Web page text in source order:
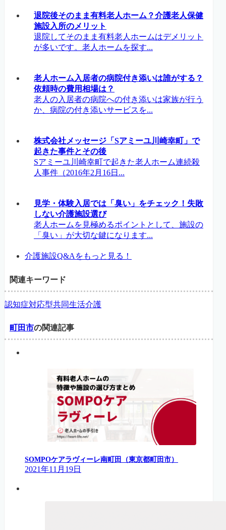
退院後そのまま有料老人ホーム？介護老人保健
施設入所のメリット
退院してそのまま有料老人ホームはデメリット
が多いです。老人ホームを探す...
老人ホーム入居者の病院付き添いは誰がする？
依頼時の費用相場は？
老人の入居者の病院への付き添いは家族が行う
か、病院の付き添いサービスを...
株式会社メッセージ「Sアミーユ川崎幸町」で
起きた事件とその後
Sアミーユ川崎幸町で起きた老人ホーム連続殺
人事件（2016年2月16日...
見学・体験入居では「臭い」をチェック！失敗
しない介護施設選び
老人ホームを見極めるポイントとして、施設の
「臭い」が大切な鍵になります...
介護施設Q&Aをもっと見る！
関連キーワード
認知症対応型共同生活介護
町田市の関連記事
SOMPOケアラヴィーレ南町田（東京都町田市）
2021年11月19日